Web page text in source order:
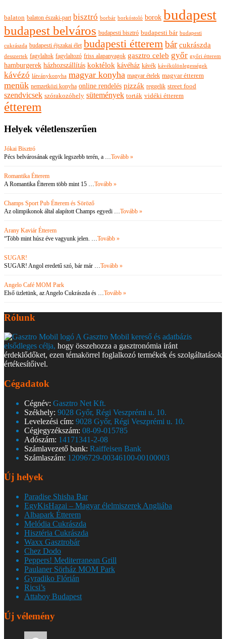
balaton balaton északi-part bisztró borbár borkóstoló borok budapest
budapest belváros budapesti bisztró budapesti bár budapesti
cukrászda budapesti éjszakai élet budapesti étterembár cukrászda
desszertek fagylaltok fagylaltozó friss alapanyagok gasztro celeb győr győri étterem
hamburgerek házhozszállítás koktélok kávéház kávék kávékülönlegességek
kávézó látványkonyha magyar konyha magyar ételek magyar étterem
menük nemzetközi konyha online rendelés pizzák reggelik street food
szendvicsek szórakozóhely sütemények torták vidéki étterem
étterem
Helyek véletlenszerűen
Jókai Bisztró
Pécs belvárosának egyik legszebb terén, a …Tovább »
Romantika Étterem
A Romantika Étterem több mint 15 …Tovább »
Champs Sport Pub Étterem és Söröző
Az olimpikonok által alapított Champs egyedi …Tovább »
Arany Kaviár Étterem
“Több mint húsz éve vagyunk jelen. …Tovább »
SUGAR!
SUGAR! Angol eredetű szó, bár már …Tovább »
Angelo Café MOM Park
Első üzletünk, az Angelo Cukrászda és …Tovább »
Rólunk
A Gasztro Mobil kereső és adatbázis
elsődleges célja, hogy összehozza a gasztronómia iránt
érdeklődőket, ezen témakörrel foglalkozó termékek és szolgáltatások
értékesítőivel.
Cégadatok
Cégnév: Gasztro Net Kft.
Székhely: 9028 Győr, Régi Veszprémi u. 10.
Levelezési cím: 9028 Győr, Régi Veszprémi u. 10.
Cégjegyzékszám: 08-09-015785
Adószám: 14171341-2-08
Számlavezető bank: Raiffeisen Bank
Számlaszám: 12096729-00346100-00100003
Új helyek
Paradise Shisha Bar
EgyKisHazai – Magyar élelmiszerek Angliába
Albapark Étterem
Melódia Cukrászda
Hisztéria Cukrászda
Waxx Gasztrobár
Chez Dodo
Peppers! Mediterranean Grill
Paulaner Sörház MOM Park
Gyradiko Flórián
Ricsi’s
Attaboy Budapest
Új vélemény